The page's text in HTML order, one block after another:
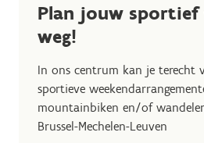
Plan jouw sportief
weg!
In ons centrum kan je terecht
sportieve
mountainbiken en/of
Brussel-Mechelen-Leuven